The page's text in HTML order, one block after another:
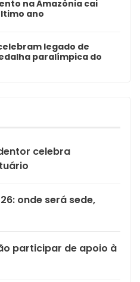
na Amazônia cai
ano
legado de
paralímpica do
celebra
onde será sede,
participar de apoio à